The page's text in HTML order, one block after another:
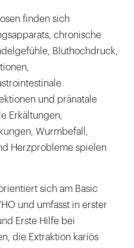
finden sich
chronische
Bluthochdruck,
und pränatale
Erkältungen,
Wurmbefall,
Herzprobleme spielen
sich am Basic
und umfasst in erster
Erste Hilfe bei
die Extraktion kariös